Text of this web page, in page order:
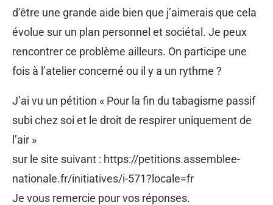
d’être une grande aide bien que j’aimerais que cela
évolue sur un plan personnel et sociétal. Je peux
rencontrer ce problème ailleurs. On participe une
fois à l’atelier concerné ou il y a un rythme ?
J’ai vu un pétition « Pour la fin du tabagisme passif
subi chez soi et le droit de respirer uniquement de
l’air »
sur le site suivant : https://petitions.assemblee-
nationale.fr/initiatives/i-571?locale=fr
Je vous remercie pour vos réponses.